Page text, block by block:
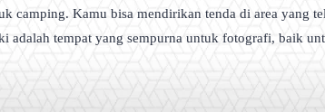
camping. Kamu bisa mendirikan tenda di area yang
adalah tempat yang sempurna untuk fotografi, baik